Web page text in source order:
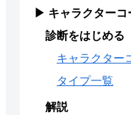
▶ キャラクターコ
診断をはじめる
キャラクター
タイプ一覧
解説